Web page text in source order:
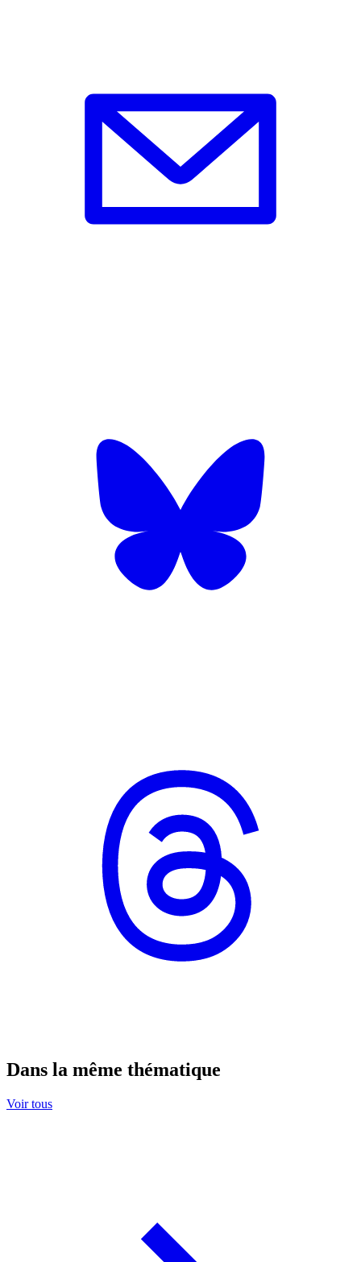
Dans la même thématique
Voir tous